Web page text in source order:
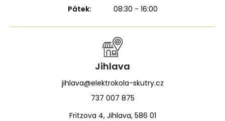
Pátek:
08:30 - 16:00
Jihlava
jihlava@elektrokola-skutry.cz
737 007 875
Fritzova 4, Jihlava, 586 01